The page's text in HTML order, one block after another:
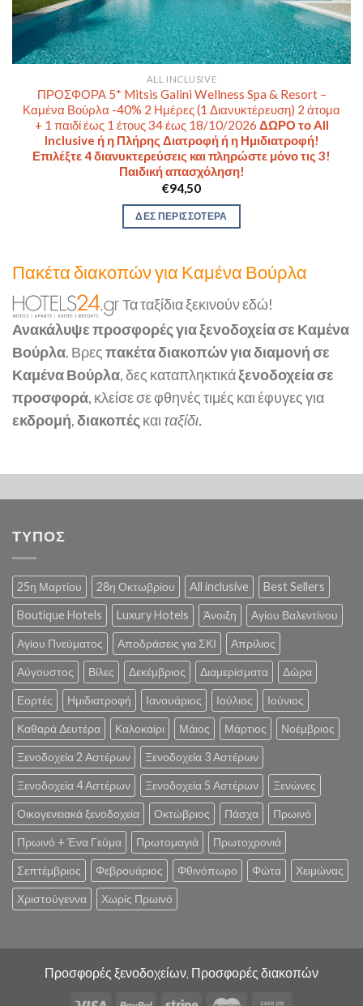
ALL INCLUSIVE
ΠΡΟΣΦΟΡΑ 5* Mitsis Galini Wellness Spa & Resort –
Καμένα Βούρλα -40% 2 Ημέρες (1 Διανυκτέρευση) 2 άτομα
+ 1 παιδί έως 1 έτους 34 έως 18/10/2026 ΔΩΡΟ το All
Inclusive ή η Πλήρης Διατροφή ή η Ημιδιατροφή!
Επιλέξτε 4 διανυκτερεύσεις και πληρώστε μόνο τις 3!
Παιδική απασχόληση!
€94,50
ΔΕΣ ΠΕΡΙΣΣΟΤΕΡΑ
Πακέτα διακοπών για Καμένα Βούρλα
Τα ταξίδια ξεκινούν εδώ!
Ανακάλυψε προσφορές για ξενοδοχεία σε Καμένα
Βούρλα. Βρεςπακέτα διακοπών για διαμονή σε
Καμένα Βούρλα, δες καταπληκτικάξενοδοχεία σε
προσφορά, κλείσε σε φθηνές τιμές και έφυγες για
εκδρομή,διακοπέςκαι ταξίδι.
ΤΥΠΟΣ
25η Μαρτίου 28η Οκτωβρίου All inclusive Best Sellers
Boutique Hotels Luxury Hotels Άνοιξη Αγίου Βαλεντίνου
Αγίου Πνεύματος Αποδράσεις για ΣΚΙ Απρίλιος
Αύγουστος Βίλες Δεκέμβριος Διαμερίσματα Δώρα
Εορτές Ημιδιατροφή Ιανουάριος Ιούλιος Ιούνιος
Καθαρά Δευτέρα Καλοκαίρι Μάιος Μάρτιος Νοέμβριος
Ξενοδοχεία 2 Αστέρων Ξενοδοχεία 3 Αστέρων
Ξενοδοχεία 4 Αστέρων Ξενοδοχεία 5 Αστέρων Ξενώνες
Οικογενειακά ξενοδοχεία Οκτώβριος Πάσχα Πρωινό
Πρωινό + Ένα Γεύμα Πρωτομαγιά Πρωτοχρονιά
Σεπτέμβριος Φεβρουάριος Φθινόπωρο Φώτα Χειμώνας
Χριστούγεννα Χωρίς Πρωινό
Προσφορές ξενοδοχείων, Προσφορές διακοπών